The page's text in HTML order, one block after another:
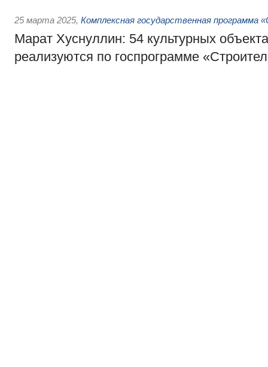
25 марта 2025, Комплексная государственная программа
Марат Хуснуллин: 54 культурных
реализуются по госпрограмме